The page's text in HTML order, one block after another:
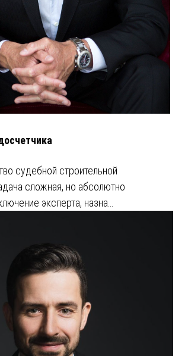
судебной строительной
сложная, но абсолютно
эксперта, назна…